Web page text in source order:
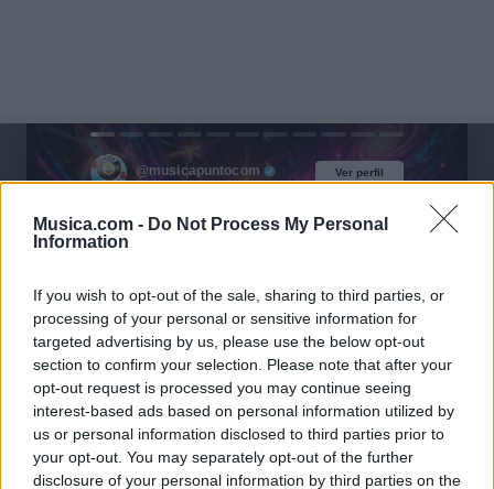
Musica.com - Do Not Process My Personal
Information
If you wish to opt-out of the sale, sharing to third parties, or
processing of your personal or sensitive information for
targeted advertising by us, please use the below opt-out
section to confirm your selection. Please note that after your
opt-out request is processed you may continue seeing
interest-based ads based on personal information utilized by
us or personal information disclosed to third parties prior to
your opt-out. You may separately opt-out of the further
disclosure of your personal information by third parties on the
Ver perfil
@musicapuntocom Ver perfil